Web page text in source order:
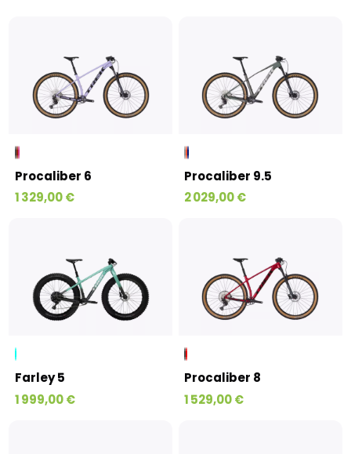
Procaliber 6
1 329,00 €
Procaliber 9.5
2 029,00 €
Farley 5
1 999,00 €
Procaliber 8
1 529,00 €